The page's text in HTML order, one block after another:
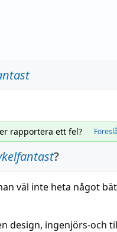
rapportera ett fel? Föreslå
?
väl inte heta något
design, ingenjörs-och